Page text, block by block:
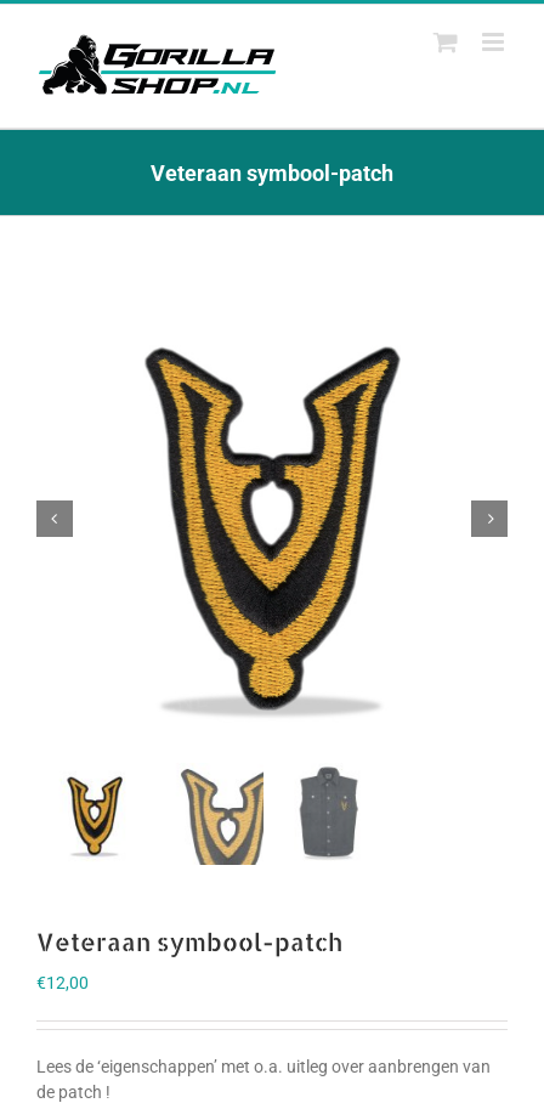
Ga
Veteraan symbool-patch
 
Veteraan symbool-patch
€12,00
Lees de ‘eigenschappen’ met o.a. uitleg over aanbrengen van
de patch !